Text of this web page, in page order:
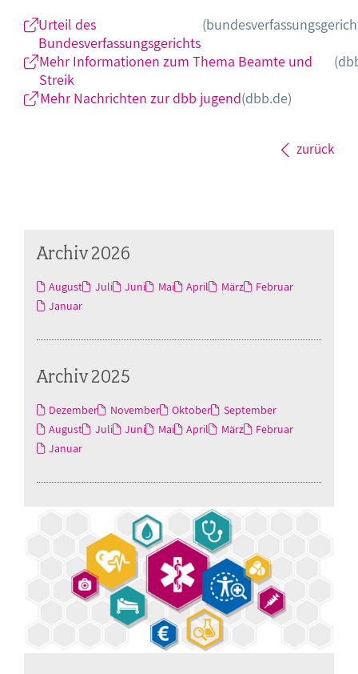
Urteil des
Bundesverfassungsgerichts
Mehr Informationen zum Thema Beamte und
Streik
Mehr Nachrichten zur dbb jugend(dbb.de)
zurück
Archiv 2026
August Juli Juni Mai April März
Februar
Januar
Archiv 2025
Dezember November Oktober
September
August
Juli Juni Mai April März
Februar
Januar